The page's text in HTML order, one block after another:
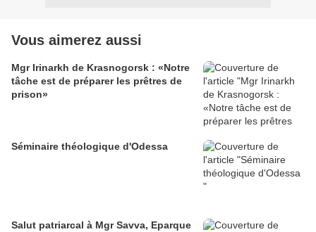
Vous aimerez aussi
Mgr Irinarkh de Krasnogorsk : «Notre
tâche est de préparer les prêtres de
prison»
Séminaire théologique d'Odessa
Salut patriarcal à Mgr Savva, Eparque